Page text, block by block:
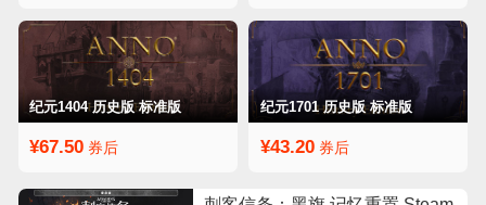
纪元1404 历史版 标准版
¥67.50券后
纪元1701 历史版 标准版
¥43.20券后